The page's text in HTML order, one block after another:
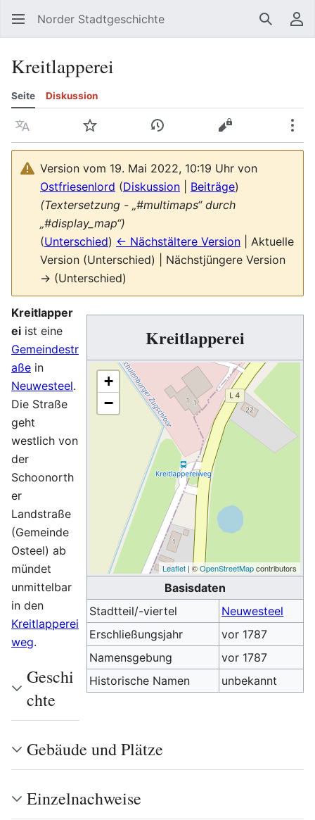
Norder Stadtgeschichte Suchen
Kreitlapperei
Seite Diskussion
Sprache Beobachten Versionsgeschichte
Quelltext
Version vom 19. Mai 2022, 10:19 Uhr von
Ostfriesenlord (Diskussion Beiträge)
(Textersetzung - „#multimaps“ durch
„#display_map“)
(Unterschied) ← Nächstältere Version | Aktuelle
Version (Unterschied) | Nächstjüngere Version
→ (Unterschied)
Kreitlapperei
+
−
Leaflet | ©OpenStreetMapcontributors
Basisdaten
Stadtteil/-viertel
Neuwesteel
Erschließungsjahr
vor 1787
Namensgebung
vor 1787
Historische Namen
unbekannt
Kreitlapper
ei ist eine
Gemeindestr
aße in
Neuwesteel.
Die Straße
geht
westlich von
der
Schoonorth
er
Landstraße
(Gemeinde
Osteel) ab
mündet
unmittelbar
in den
Kreitlapperei
weg.
Geschi
chte
Gebäude und Plätze
Einzelnachweise